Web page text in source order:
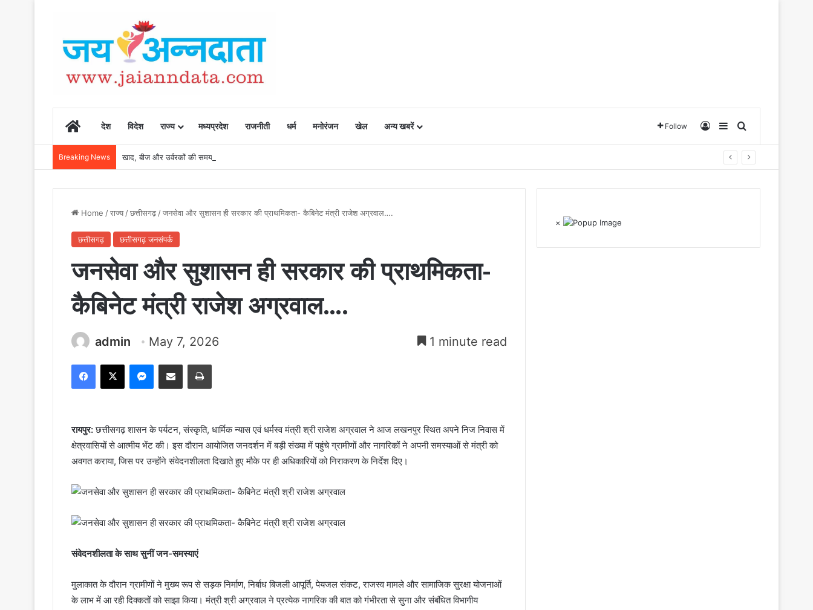
Homeदेश विदेश राज्य मध्यप्रदेश राजनीती धर्म मनोरंजन खेल अन्य खबरें Follow Log InSidebarSearch for
Breaking News खाद, बीज और उर्वरकों की समय पर उपलब्धता से किसानों में उत्साह, नैनो डीएपी और नैनो यूरिया बने किसानों के भरोसेमंद कृषि साथी…..
Home /राज्य/छत्तीसगढ़/जनसेवा और सुशासन ही सरकार की प्राथमिकता- कैबिनेट मंत्री राजेश अग्रवाल….
छत्तीसगढ़ छत्तीसगढ़ जनसंपर्क
जनसेवा और सुशासन ही सरकार की प्राथमिकता-
कैबिनेट मंत्री राजेश अग्रवाल….
admin May 7, 2026 1 minute read
Facebook
X Messenger
Share via Email Print
रायपुर:छत्तीसगढ़ शासन के पर्यटन, संस्कृति, धार्मिक न्यास एवं धर्मस्व मंत्री श्री राजेश अग्रवाल ने आज लखनपुर स्थित अपने निज निवास में
क्षेत्रवासियों से आत्मीय भेंट की। इस दौरान आयोजित जनदर्शन में बड़ी संख्या में पहुंचे ग्रामीणों और नागरिकों ने अपनी समस्याओं से मंत्री को
अवगत कराया, जिस पर उन्होंने संवेदनशीलता दिखाते हुए मौके पर ही अधिकारियों को निराकरण के निर्देश दिए।
संवेदनशीलता के साथ सुनीं जन-समस्याएं
मुलाकात के दौरान ग्रामीणों ने मुख्य रूप से सड़क निर्माण, निर्बाध बिजली आपूर्ति, पेयजल संकट, राजस्व मामले और सामाजिक सुरक्षा योजनाओं
के लाभ में आ रही दिक्कतों को साझा किया। मंत्री श्री अग्रवाल ने प्रत्येक नागरिक की बात को गंभीरता से सुना और संबंधित विभागीय
×